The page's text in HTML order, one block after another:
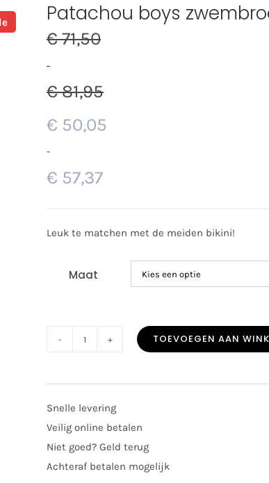
Patachou boys
€71,50
-
€81,95
€ 50,05
-
€ 57,37
Leuk te matchen met de meiden bikini!
Maat
zwembroek
3604
navy
aantal
TOEVOEGEN AAN
Snelle levering
Veilig online betalen
Niet goed? Geld terug
Achteraf betalen mogelijk